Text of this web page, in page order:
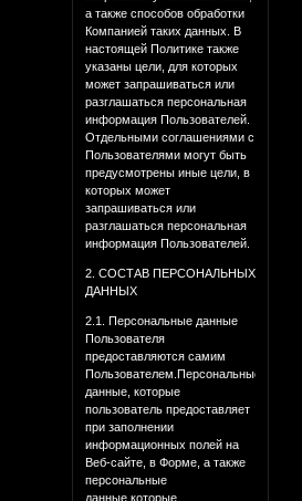
а также способов обработки
Компанией таких данных. В
настоящей Политике также
указаны цели, для которых
может запрашиваться или
разглашаться персональная
информация Пользователей.
Отдельными соглашениями с
Пользователями могут быть
предусмотрены иные цели, в
которых может
запрашиваться или
разглашаться персональная
информация Пользователей.
2. СОСТАВ ПЕРСОНАЛЬНЫХ
ДАННЫХ
2.1. Персональные данные
Пользователя
предоставляются самим
Пользователем.Персональные
данные, которые
пользователь предоставляет
при заполнении
информационных полей на
Веб-сайте, в Форме, а также
персональные
данные,которые